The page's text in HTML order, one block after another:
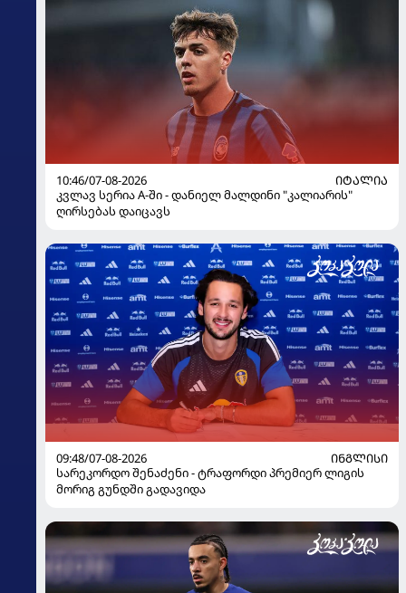
10:46/07-08-2026
ᲘᲢᲐᲚᲘᲐ
კვლავ სერია A-ში - დანიელ მალდინი "კალიარის"
ღირსებას დაიცავს
09:48/07-08-2026
ᲘᲜᲒᲚᲘᲡᲘ
სარეკორდო შენაძენი - ტრაფორდი პრემიერ ლიგის
მორიგ გუნდში გადავიდა